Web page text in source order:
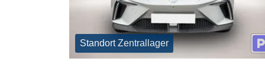
Standort Zentrallager